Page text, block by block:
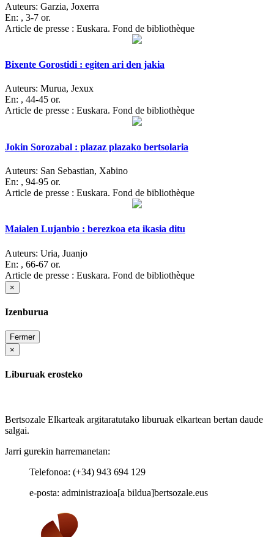
Auteurs: Garzia, Joxerra
En: , 3-7 or.
Article de presse : Euskara. Fond de bibliothèque
Bixente Gorostidi : egiten ari den jakia
Auteurs: Murua, Jexux
En: , 44-45 or.
Article de presse : Euskara. Fond de bibliothèque
Jokin Sorozabal : plazaz plazako bertsolaria
Auteurs: San Sebastian, Xabino
En: , 94-95 or.
Article de presse : Euskara. Fond de bibliothèque
Maialen Lujanbio : berezkoa eta ikasia ditu
Auteurs: Uria, Juanjo
En: , 66-67 or.
Article de presse : Euskara. Fond de bibliothèque
×
Izenburua
Fermer
×
Liburuak erosteko
Bertsozale Elkarteak argitaratutako liburuak elkartean bertan daude
salgai.
Jarri gurekin harremanetan:
Telefonoa: (+34) 943 694 129
e-posta: administrazioa[a bildua]bertsozale.eus